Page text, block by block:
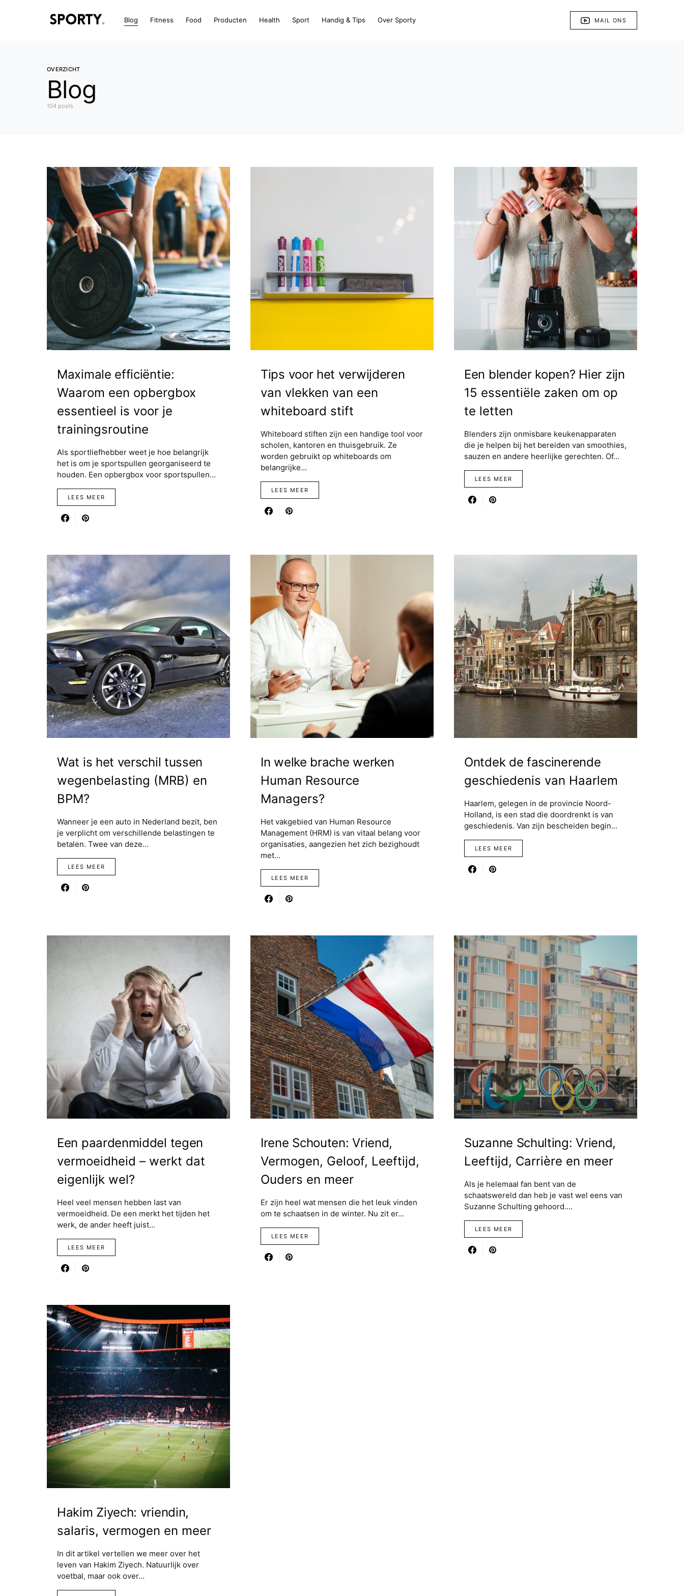
Blog Fitness Food Producten Health Sport Handig & Tips Over Sporty MAIL ONS
OVERZICHT
Blog
104 posts
Maximale efficiëntie:
Waarom een opbergbox
essentieel is voor je
trainingsroutine
Als sportliefhebber weet je hoe belangrijk
het is om je sportspullen georganiseerd te
houden. Een opbergbox voor sportspullen…
LEES MEER
Tips voor het verwijderen
van vlekken van een
whiteboard stift
Whiteboard stiften zijn een handige tool voor
scholen, kantoren en thuisgebruik. Ze
worden gebruikt op whiteboards om
belangrijke…
LEES MEER
Een blender kopen? Hier zijn
15 essentiële zaken om op
te letten
Blenders zijn onmisbare keukenapparaten
die je helpen bij het bereiden van smoothies,
sauzen en andere heerlijke gerechten. Of…
LEES MEER
Wat is het verschil tussen
wegenbelasting (MRB) en
BPM?
Wanneer je een auto in Nederland bezit, ben
je verplicht om verschillende belastingen te
betalen. Twee van deze…
LEES MEER
In welke brache werken
Human Resource
Managers?
Het vakgebied van Human Resource
Management (HRM) is van vitaal belang voor
organisaties, aangezien het zich bezighoudt
met…
LEES MEER
Ontdek de fascinerende
geschiedenis van Haarlem
Haarlem, gelegen in de provincie Noord-
Holland, is een stad die doordrenkt is van
geschiedenis. Van zijn bescheiden begin…
LEES MEER
Een paardenmiddel tegen
vermoeidheid – werkt dat
eigenlijk wel?
Heel veel mensen hebben last van
vermoeidheid. De een merkt het tijden het
werk, de ander heeft juist…
LEES MEER
Irene Schouten: Vriend,
Vermogen, Geloof, Leeftijd,
Ouders en meer
Er zijn heel wat mensen die het leuk vinden
om te schaatsen in de winter. Nu zit er…
LEES MEER
Suzanne Schulting: Vriend,
Leeftijd, Carrière en meer
Als je helemaal fan bent van de
schaatswereld dan heb je vast wel eens van
Suzanne Schulting gehoord.…
LEES MEER
Hakim Ziyech: vriendin,
salaris, vermogen en meer
In dit artikel vertellen we meer over het
leven van Hakim Ziyech. Natuurlijk over
voetbal, maar ook over…